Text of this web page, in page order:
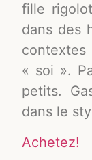
fille
dans des
contextes
« soi ».
petits.
dans le
Achetez!